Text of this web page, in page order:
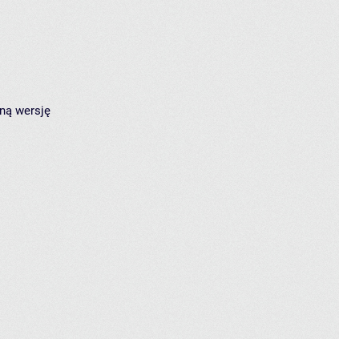
wersję